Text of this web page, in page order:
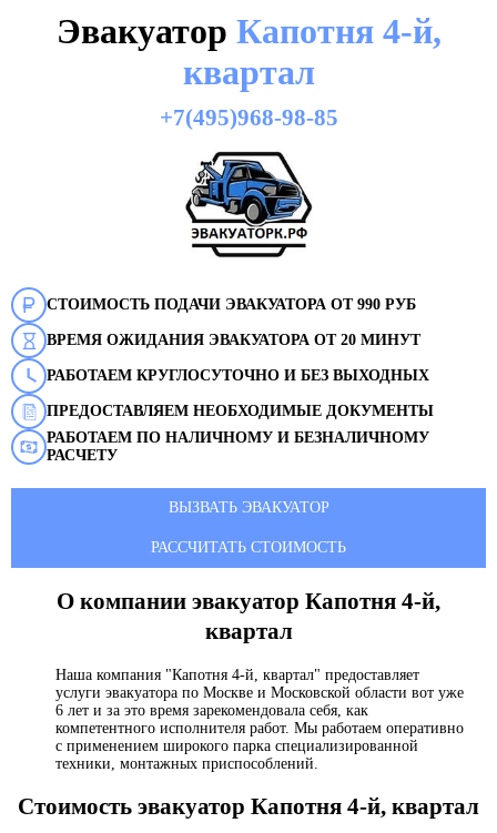
Эвакуатор Капотня 4-й,
квартал
+7(495)968-98-85
СТОИМОСТЬ ПОДАЧИ ЭВАКУАТОРА ОТ 990 РУБ
ВРЕМЯ ОЖИДАНИЯ ЭВАКУАТОРА ОТ 20 МИНУТ
РАБОТАЕМ КРУГЛОСУТОЧНО И БЕЗ ВЫХОДНЫХ
ПРЕДОСТАВЛЯЕМ НЕОБХОДИМЫЕ ДОКУМЕНТЫ
РАБОТАЕМ ПО НАЛИЧНОМУ И БЕЗНАЛИЧНОМУ
РАСЧЕТУ
ВЫЗВАТЬ ЭВАКУАТОР
РАССЧИТАТЬ СТОИМОСТЬ
О компании эвакуатор Капотня 4-й,
квартал
Наша компания "Капотня 4-й, квартал" предоставляет
услуги эвакуатора по Москве и Московской области вот уже
6 лет и за это время зарекомендовала себя, как
компетентного исполнителя работ. Мы работаем оперативно
с применением широкого парка специализированной
техники, монтажных приспособлений.
Стоимость эвакуатор Капотня 4-й, квартал